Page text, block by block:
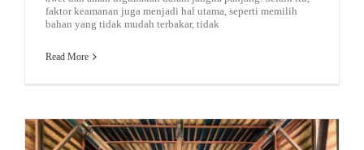
faktor keamanan juga menjadi hal utama, seperti memilih
bahan yang tidak mudah terbakar, tidak
Read More